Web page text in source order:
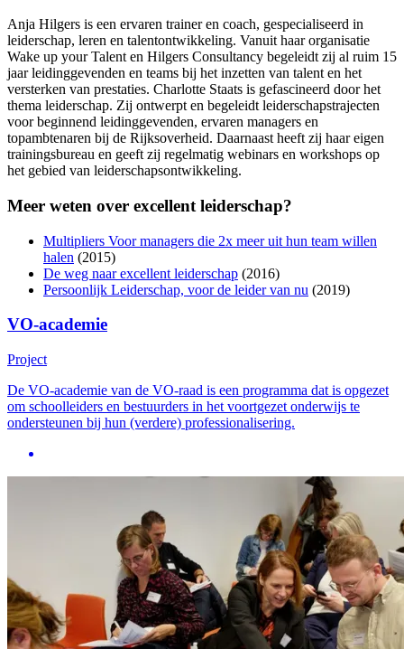
Anja Hilgers is een ervaren trainer en coach, gespecialiseerd in
leiderschap, leren en talentontwikkeling. Vanuit haar organisatie
Wake up your Talent en Hilgers Consultancy begeleidt zij al ruim 15
jaar leidinggevenden en teams bij het inzetten van talent en het
versterken van prestaties. Charlotte Staats is gefascineerd door het
thema leiderschap. Zij ontwerpt en begeleidt leiderschapstrajecten
voor beginnend leidinggevenden, ervaren managers en
topambtenaren bij de Rijksoverheid. Daarnaast heeft zij haar eigen
trainingsbureau en geeft zij regelmatig webinars en workshops op
het gebied van leiderschapsontwikkeling.
Meer weten over excellent leiderschap?
Multipliers Voor managers die 2x meer uit hun team willen
halen (2015)
De weg naar excellent leiderschap (2016)
Persoonlijk Leiderschap, voor de leider van nu (2019)
VO-academie
Project
De VO-academie van de VO-raad is een programma dat is opgezet
om schoolleiders en bestuurders in het voortgezet onderwijs te
ondersteunen bij hun (verdere) professionalisering.